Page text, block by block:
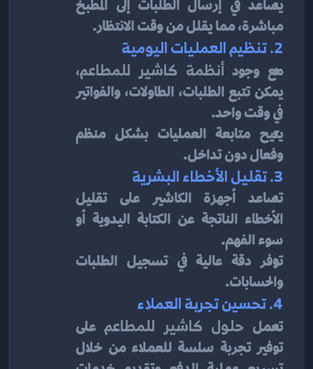
مباشرة، مما يقلل من وقت الانتظار.
2. تنظيم العمليات اليومية
مع وجود أنظمة كاشير للمطاعم
يمكن تتبع الطلبات، الطاولات، والفواتير
في وقت واحد.
وفعال دون تداخل.
3. تقليل الأخطاء البشرية
سوء الفهم.
والحسابات.
4. تحسين تجربة العملاء
تعمل حلول كاشير للمطاعم